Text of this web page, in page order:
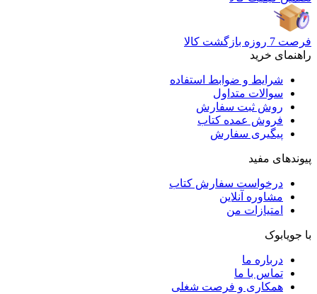
فرصت 7 روزه بازگشت کالا
راهنمای خرید
شرایط و ضوابط استفاده
سوالات متداول
روش ثبت سفارش
فروش عمده کتاب
پیگیری سفارش
پیوندهای مفید
درخواست سفارش کتاب
مشاوره آنلاین
امتیازات من
با جویابوک
درباره ما
تماس با ما
همکاری و فرصت شغلی